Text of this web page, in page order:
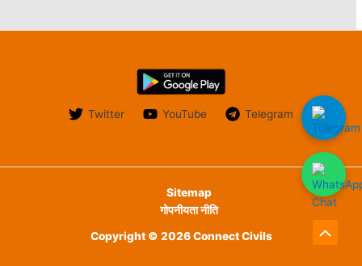
Twitter YouTube Telegram
Sitemap
गोपनीयता नीति
Copyright © 2026 Connect Civils
Scroll